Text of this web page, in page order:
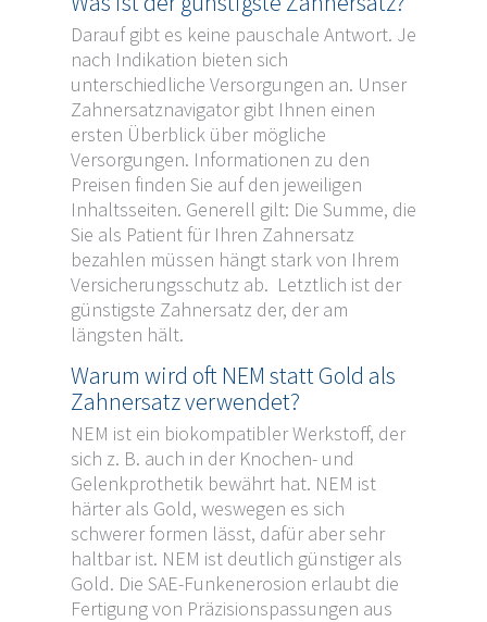
Darauf gibt es keine pauschale Antwort. Je
nach Indikation bieten sich
unterschiedliche Versorgungen an. Unser
Zahnersatznavigator gibt Ihnen einen
ersten Überblick über mögliche
Versorgungen. Informationen zu den
Preisen finden Sie auf den jeweiligen
Inhaltsseiten. Generell gilt: Die Summe, die
Sie als Patient für Ihren Zahnersatz
bezahlen müssen hängt stark von Ihrem
Versicherungsschutz ab. Letztlich ist der
günstigste Zahnersatz der, der am
längsten hält.
Warum wird oft NEM statt Gold als
Zahnersatz verwendet?
NEM ist ein biokompatibler Werkstoff, der
sich z. B. auch in der Knochen- und
Gelenkprothetik bewährt hat. NEM ist
härter als Gold, weswegen es sich
schwerer formen lässt, dafür aber sehr
haltbar ist. NEM ist deutlich günstiger als
Gold. Die SAE-Funkenerosion erlaubt die
Fertigung von Präzisionspassungen aus